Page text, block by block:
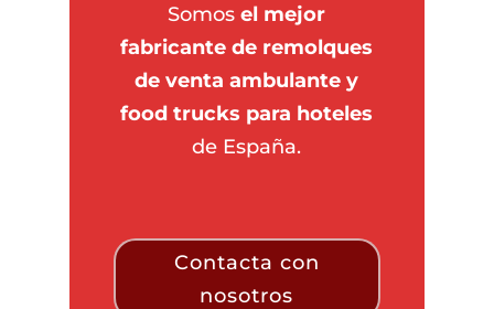
Somosel mejor
fabricante de remolques
de venta ambulante y
food trucks para hoteles
de España.
Contacta con
nosotros